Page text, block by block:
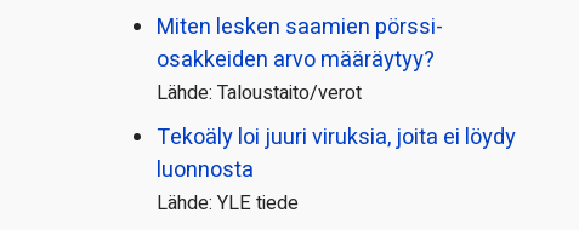
Miten lesken saamien pörssi­
osakkeiden arvo määräytyy?
Lähde: Taloustaito/verot
Tekoäly loi juuri viruksia, joita ei löydy
luonnosta
Lähde: YLE tiede